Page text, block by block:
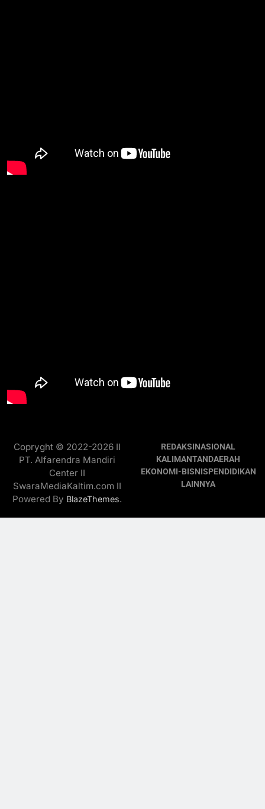
Copryght © 2022-2026 II
PT. Alfarendra Mandiri
Center II
SwaraMediaKaltim.com II
Powered By BlazeThemes.
REDAKSINASIONAL
KALIMANTANDAERAH
EKONOMI-BISNISPENDIDIKAN
LAINNYA